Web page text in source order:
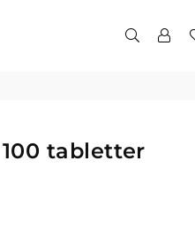
tabletter